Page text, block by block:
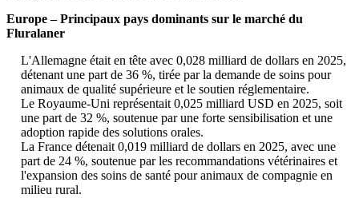
Europe – Principaux pays dominants sur le marché du
Fluralaner
L'Allemagne était en tête avec 0,028 milliard de dollars en 2025,
détenant une part de 36 %, tirée par la demande de soins pour
animaux de qualité supérieure et le soutien réglementaire.
Le Royaume-Uni représentait 0,025 milliard USD en 2025, soit
une part de 32 %, soutenue par une forte sensibilisation et une
adoption rapide des solutions orales.
La France détenait 0,019 milliard de dollars en 2025, avec une
part de 24 %, soutenue par les recommandations vétérinaires et
l'expansion des soins de santé pour animaux de compagnie en
milieu rural.